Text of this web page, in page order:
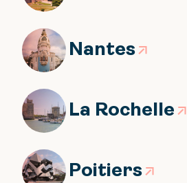
Nantes
La Rochelle
Poitiers